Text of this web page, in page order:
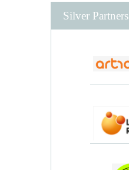
Silver Partners